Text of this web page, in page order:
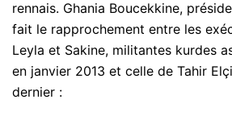
rennais. Ghania Boucekkine,
fait le rapprochement entre les
Leyla et Sakine, militantes kurdes
en janvier 2013 et celle de Tahir
dernier :